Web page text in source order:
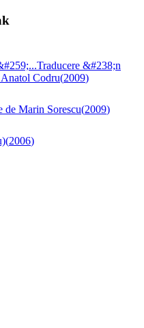
Traducere &#238;n
Codru(2009)
de Marin Sorescu(2009)
(2006)